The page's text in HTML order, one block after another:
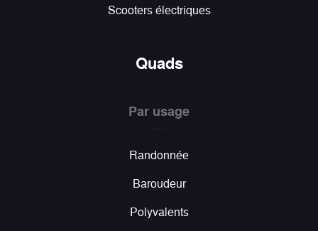
Scooters électriques
Quads
Par usage
Randonnée
Baroudeur
Polyvalents